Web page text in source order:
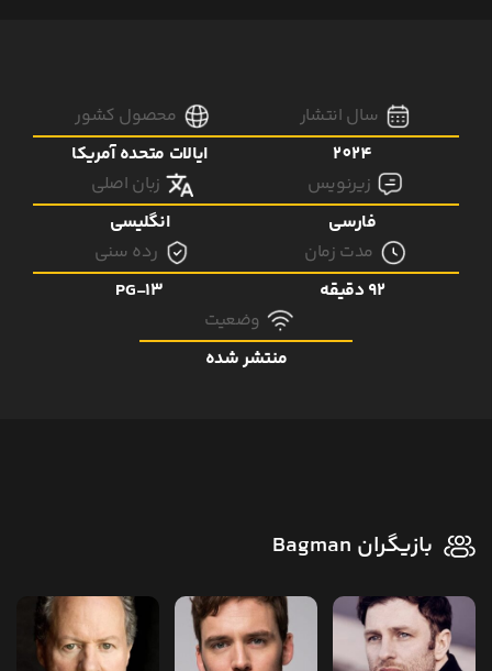
سال انتشار
2024
محصول کشور
ایالات متحده آمریکا
زیرنویس
فارسی
زبان اصلی
انگلیسی
مدت زمان
92 دقیقه
رده سنی
PG-13
وضعیت
منتشر شده
بازیگران Bagman